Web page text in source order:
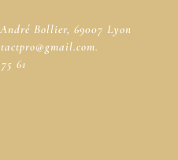
André Bollier, 69007 Lyon
61